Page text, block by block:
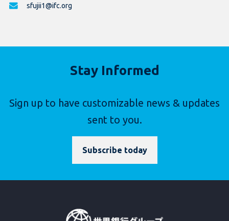
sfujii1@ifc.org
Stay Informed
Sign up to have customizable news & updates
sent to you.
Subscribe today